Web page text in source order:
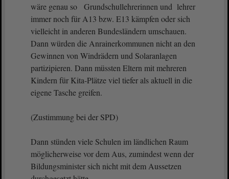
wäre genau so Grundschullehrerinnen und lehrer
immer noch für A13 bzw. E13 kämpfen oder sich
vielleicht in anderen Bundesländern umschauen.
Dann würden die Anrainerkommunen nicht an den
Gewinnen von Windrädern und Solaranlagen
partizipieren. Dann müssten Eltern mit mehreren
Kindern für Kita-Plätze viel tiefer als aktuell in die
eigene Tasche greifen.
(Zustimmung bei der SPD)
Dann stünden viele Schulen im ländlichen Raum
möglicherweise vor dem Aus, zumindest wenn der
Bildungsminister sich nicht mit dem Aussetzen